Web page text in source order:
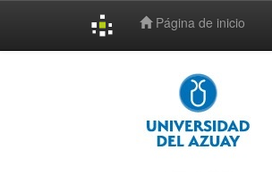
Página de inicio